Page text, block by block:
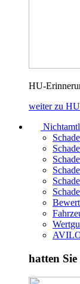
HU-
weiter zu
hatten